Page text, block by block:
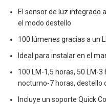
El sensor de luz integrado
el modo destello
100 lúmenes gracias a un
Ideal para instalar en el
100 LM-1,5 horas, 50 LM-
nocturno-7 horas, destello
Incluye un soporte Quick